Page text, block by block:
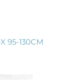
95-130CM